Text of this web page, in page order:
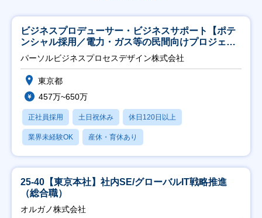
ビジネスプロデューサー・ビジネスサポート【ポテ
ンシャル採用／電力・ガス等の民間向けプロジェク
ト推進】
パーソルビジネスプロセスデザイン株式会社
東京都
457万~650万
正社員採用 土日祝休み 休日120日以上
業界未経験OK 産休・育休あり
25-40【東京本社】社内SE/グローバルIT戦略推進
（総合職）
オルガノ株式会社